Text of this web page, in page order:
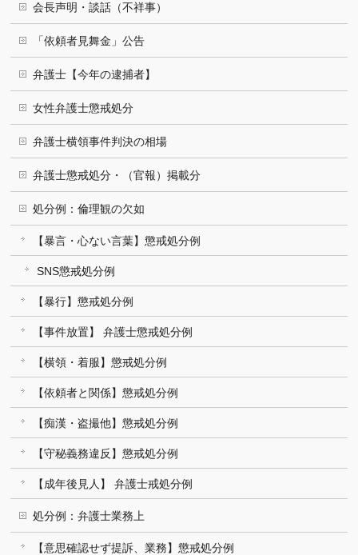
会長声明・談話（不祥事）
「依頼者見舞金」公告
弁護士【今年の逮捕者】
女性弁護士懲戒処分
弁護士横領事件判決の相場
弁護士懲戒処分・（官報）掲載分
処分例：倫理観の欠如
【暴言・心ない言葉】懲戒処分例
SNS懲戒処分例
【暴行】懲戒処分例
【事件放置】 弁護士懲戒処分例
【横領・着服】懲戒処分例
【依頼者と関係】懲戒処分例
【痴漢・盗撮他】懲戒処分例
【守秘義務違反】懲戒処分例
【成年後見人】 弁護士戒処分例
処分例：弁護士業務上
【意思確認せず提訴、業務】懲戒処分例